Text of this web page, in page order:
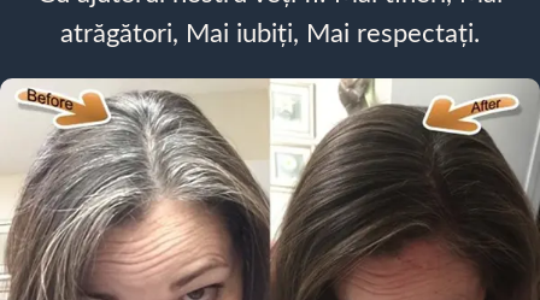
atrăgători, Mai iubiți, Mai respectați.